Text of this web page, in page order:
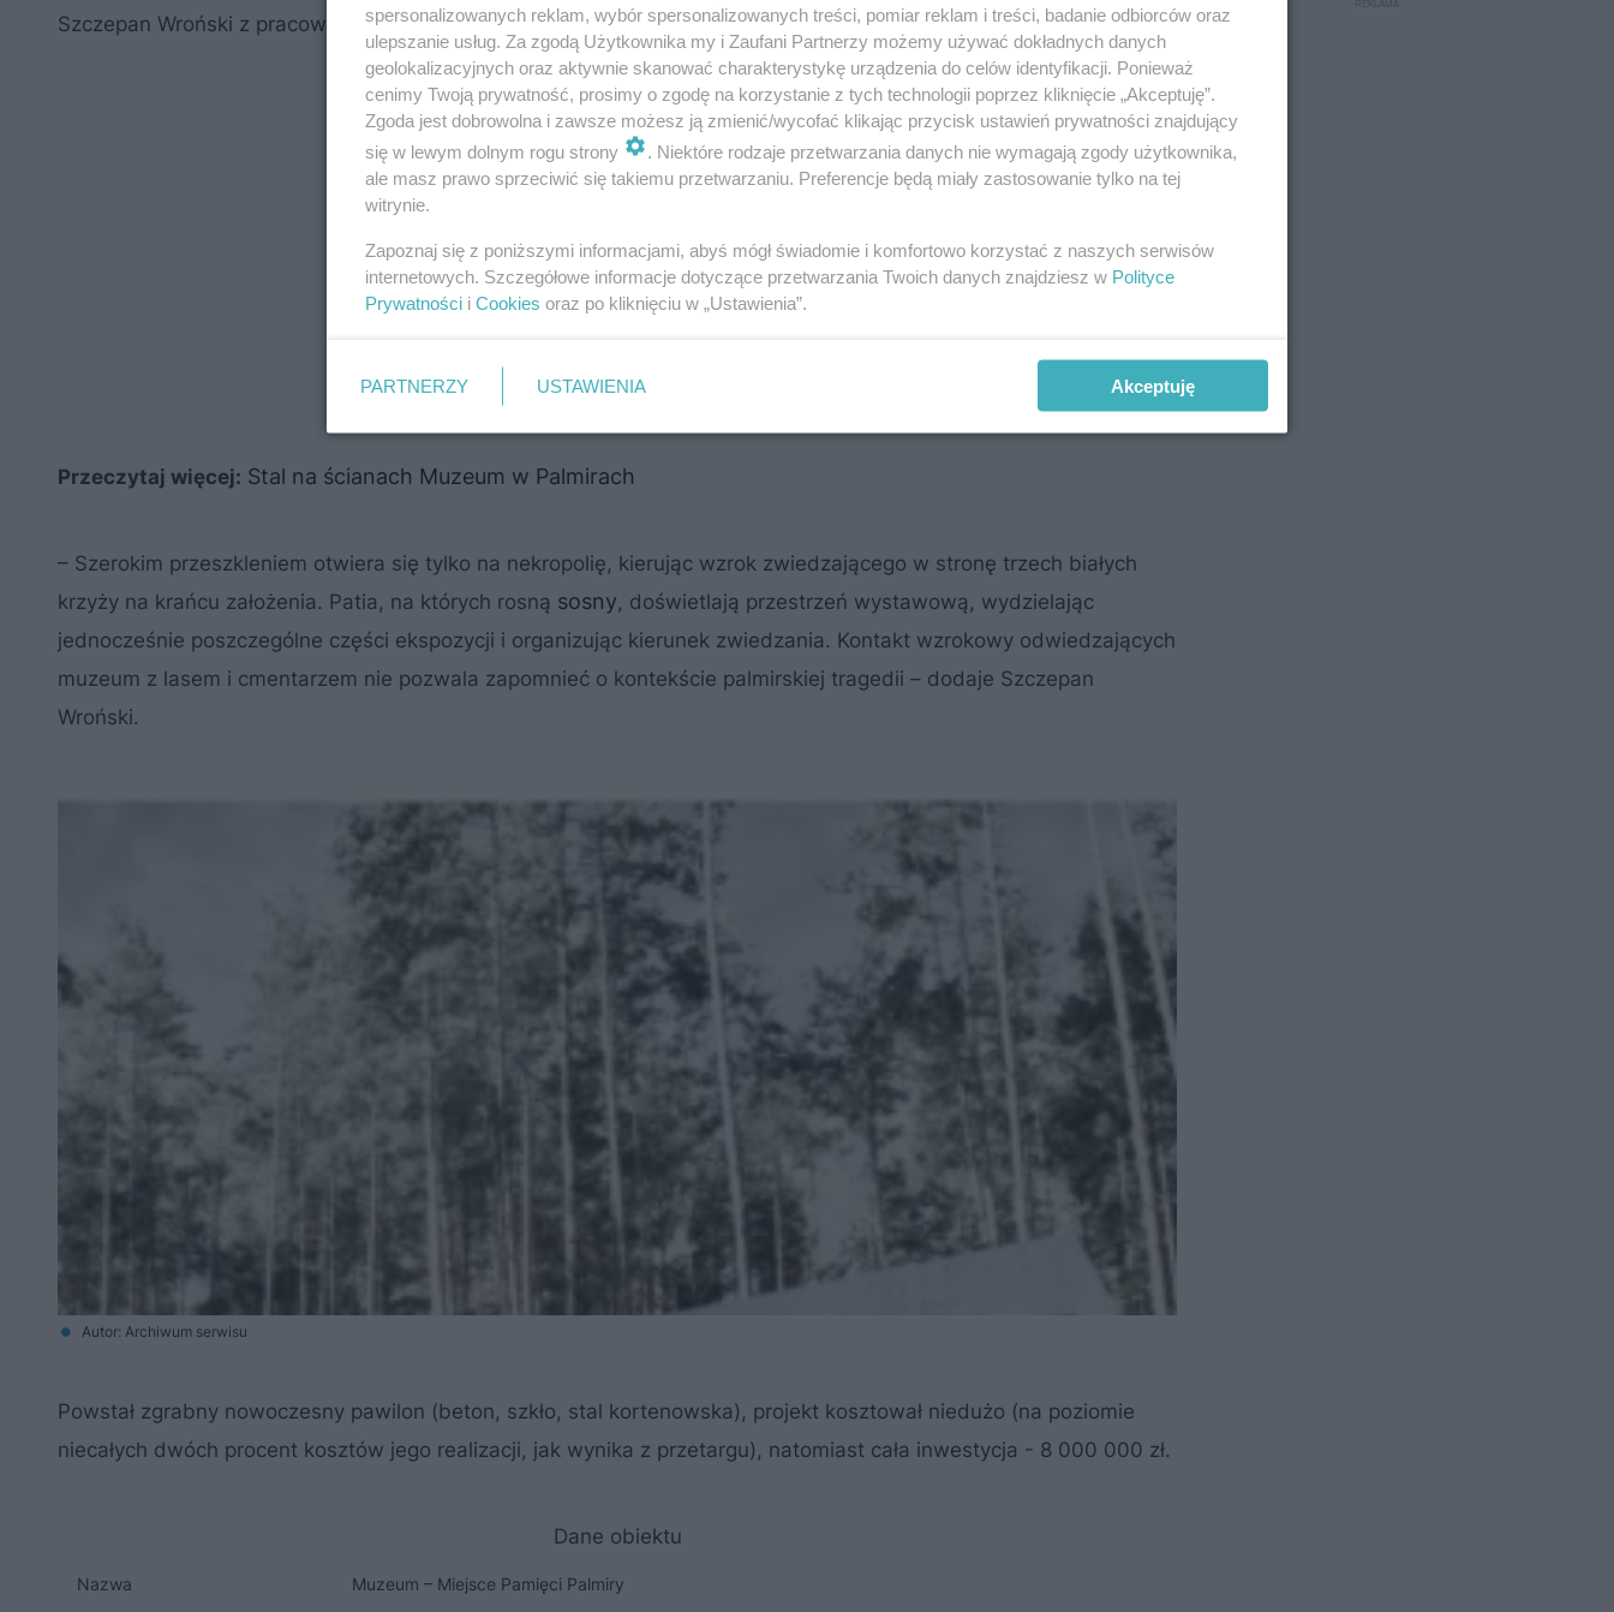
Szczepan Wroński z pracowni architektonicznej WXCA s.c.
Przeczytaj więcej: Stal na ścianach Muzeum w Palmirach
– Szerokim przeszkleniem otwiera się tylko na nekropolię, kierując wzrok zwiedzającego w stronę trzech białych
krzyży na krańcu założenia. Patia, na których rosną sosny, doświetlają przestrzeń wystawową, wydzielając
jednocześnie poszczególne części ekspozycji i organizując kierunek zwiedzania. Kontakt wzrokowy odwiedzających
muzeum z lasem i cmentarzem nie pozwala zapomnieć o kontekście palmirskiej tragedii – dodaje Szczepan
Wroński.
Autor: Archiwum serwisu
Powstał zgrabny nowoczesny pawilon (beton, szkło, stal kortenowska), projekt kosztował niedużo (na poziomie
niecałych dwóch procent kosztów jego realizacji, jak wynika z przetargu), natomiast cała inwestycja - 8 000 000 zł.
Dane obiektu
Nazwa Muzeum – Miejsce Pamięci Palmiry
spersonalizowanych reklam, wybór spersonalizowanych treści, pomiar reklam i treści, badanie odbiorców oraz
ulepszanie usług. Za zgodą Użytkownika my i Zaufani Partnerzy możemy używać dokładnych danych
geolokalizacyjnych oraz aktywnie skanować charakterystykę urządzenia do celów identyfikacji. Ponieważ
cenimy Twoją prywatność, prosimy o zgodę na korzystanie z tych technologii poprzez kliknięcie „Akceptuję”.
Zgoda jest dobrowolna i zawsze możesz ją zmienić/wycofać klikając przycisk ustawień prywatności znajdujący
się w lewym dolnym rogu strony
. Niektóre rodzaje przetwarzania danych nie wymagają zgody użytkownika,
ale masz prawo sprzeciwić się takiemu przetwarzaniu. Preferencje będą miały zastosowanie tylko na tej
witrynie.
Zapoznaj się z poniższymi informacjami, abyś mógł świadomie i komfortowo korzystać z naszych serwisów
internetowych. Szczegółowe informacje dotyczące przetwarzania Twoich danych znajdziesz w Polityce
Prywatności i Cookies oraz po kliknięciu w „Ustawienia”.
PARTNERZY USTAWIENIA Akceptuję